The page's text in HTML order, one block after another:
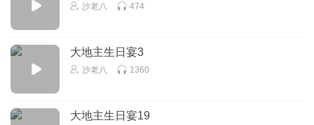
沙老八 474
大地主生日宴3
沙老八 1360
大地主生日宴19